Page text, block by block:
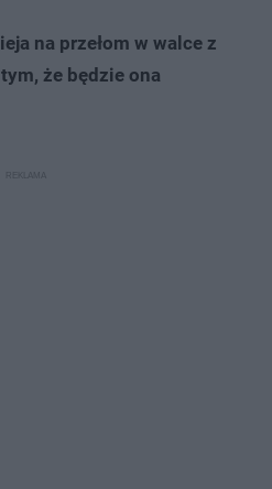
na przełom w walce z
że będzie ona